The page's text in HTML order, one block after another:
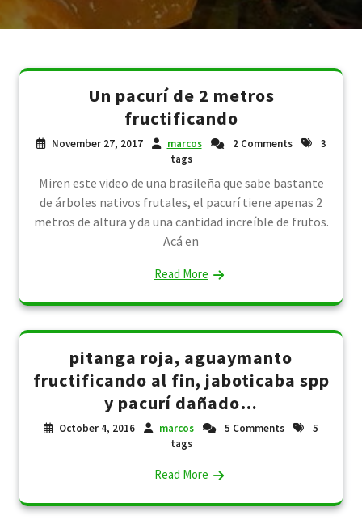
Un pacurí de 2 metros
fructificando
November 27, 2017 marcos 2 Comments
3
tags
Miren este video de una brasileña que sabe bastante
de árboles nativos frutales, el pacurí tiene apenas 2
metros de altura y da una cantidad increíble de frutos.
Acá en
Read More
pitanga roja, aguaymanto
fructificando al fin, jaboticaba spp
y pacurí dañado…
October 4, 2016 marcos 5 Comments
5
tags
Read More